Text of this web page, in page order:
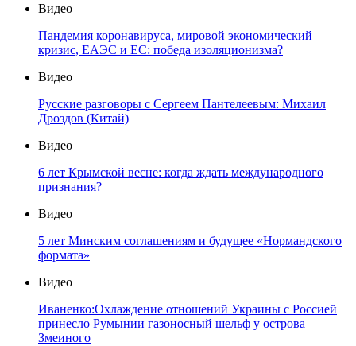
Видео
Пандемия коронавируса, мировой экономический
кризис, ЕАЭС и ЕС: победа изоляционизма?
Видео
Русские разговоры с Сергеем Пантелеевым: Михаил
Дроздов (Китай)
Видео
6 лет Крымской весне: когда ждать международного
признания?
Видео
5 лет Минским соглашениям и будущее «Нормандского
формата»
Видео
Иваненко:Охлаждение отношений Украины с Россией
принесло Румынии газоносный шельф у острова
Змеиного